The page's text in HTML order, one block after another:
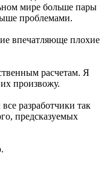
мире больше пары
проблемами.
впечатляюще плохие
расчетам. Я
произвожу.
разработчики так
предсказуемых